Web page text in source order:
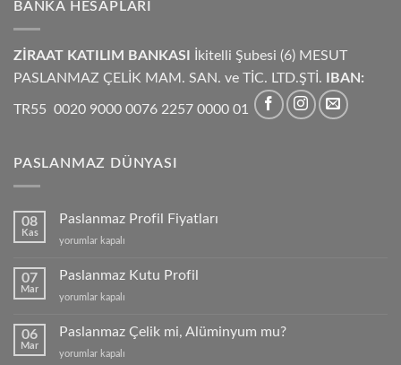
BANKA HESAPLARI
ZİRAAT KATILIM BANKASI
İkitelli Şubesi (6) MESUT
PASLANMAZ ÇELİK MAM. SAN. ve TİC. LTD.ŞTİ.
IBAN:
TR55 0020 9000 0076 2257 0000 01
PASLANMAZ DÜNYASI
08
Kas
Paslanmaz Profil Fiyatları
Paslanmaz
Fiyatları
yorumlar kapalı
07
Mar
Paslanmaz Kutu Profil
Paslanmaz
Profil
yorumlar kapalı
06
Mar
Paslanmaz Çelik mi, Alüminyum mu?
Paslanmaz
yorumlar kapalı